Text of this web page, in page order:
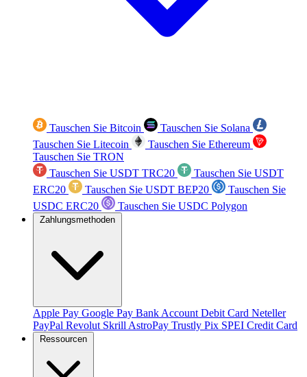
Tauschen Sie Bitcoin
Tauschen Sie Solana
Tauschen Sie Litecoin
Tauschen Sie Ethereum
Tauschen Sie TRON
Tauschen Sie USDT TRC20
Tauschen Sie USDT
ERC20
Tauschen Sie USDT BEP20
Tauschen Sie
USDC ERC20
Tauschen Sie USDC Polygon
Zahlungsmethoden
Apple Pay Google Pay Bank Account Debit Card Neteller
PayPal Revolut Skrill AstroPay Trustly Pix SPEI Credit Card
Ressourcen